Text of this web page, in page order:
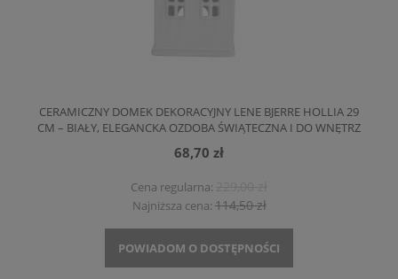
CERAMICZNY DOMEK DEKORACYJNY LENE BJERRE HOLLIA 29
CM – BIAŁY, ELEGANCKA OZDOBA ŚWIĄTECZNA I DO WNĘTRZ
68,70 zł
Cena regularna:
Najniższa cena: 114,50 zł
POWIADOM O DOSTĘPNOŚCI